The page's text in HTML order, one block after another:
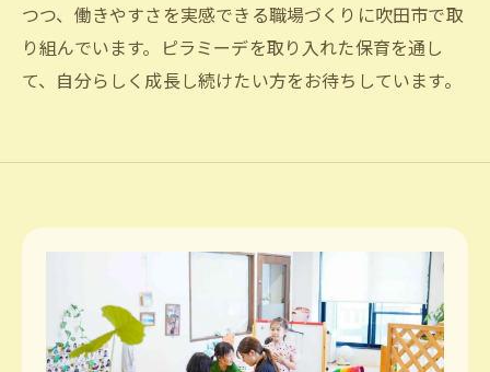
つつ、働きやすさを実感できる職場づくりに吹田市で取
り組んでいます。ピラミーデを取り入れた保育を通し
て、自分らしく成長し続けたい方をお待ちしています。